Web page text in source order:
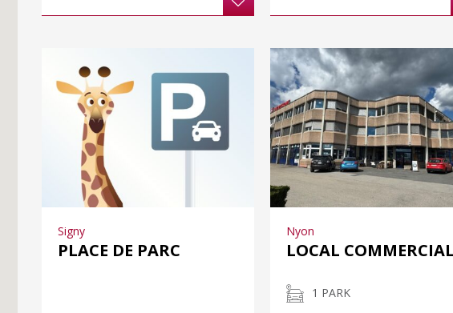
Signy
PLACE DE PARC
Nyon
LOCAL COMMERCIAL
1 PARK